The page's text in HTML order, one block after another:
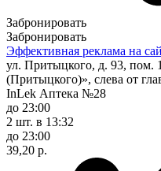
Забронировать
Забронировать
Эффективная реклама на
ул. Притыцкого, д. 93,
(Притыцкого)», слева от
InLek Аптека №28
до 23:00
2 шт. в 13:32
до 23:00
39,20 р.